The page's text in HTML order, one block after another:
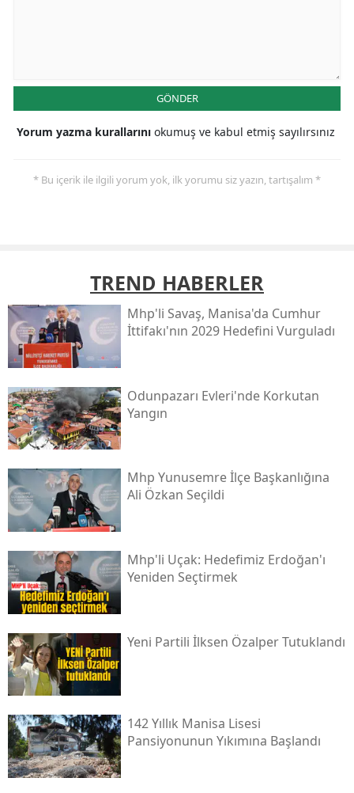
GÖNDER
Yorum yazma kurallarını okumuş ve kabul etmiş sayılırsınız
* Bu içerik ile ilgili yorum yok, ilk yorumu siz yazın, tartışalım *
TREND HABERLER
Mhp'li Savaş, Manisa'da Cumhur
İttifakı'nın 2029 Hedefini Vurguladı
Odunpazarı Evleri'nde Korkutan
Yangın
Mhp Yunusemre İlçe Başkanlığına
Ali Özkan Seçildi
Mhp'li Uçak: Hedefimiz Erdoğan'ı
Yeniden Seçtirmek
Yeni̇ Partili İlksen Özalper Tutuklandı
142 Yıllık Manisa Lisesi
Pansiyonunun Yıkımına Başlandı